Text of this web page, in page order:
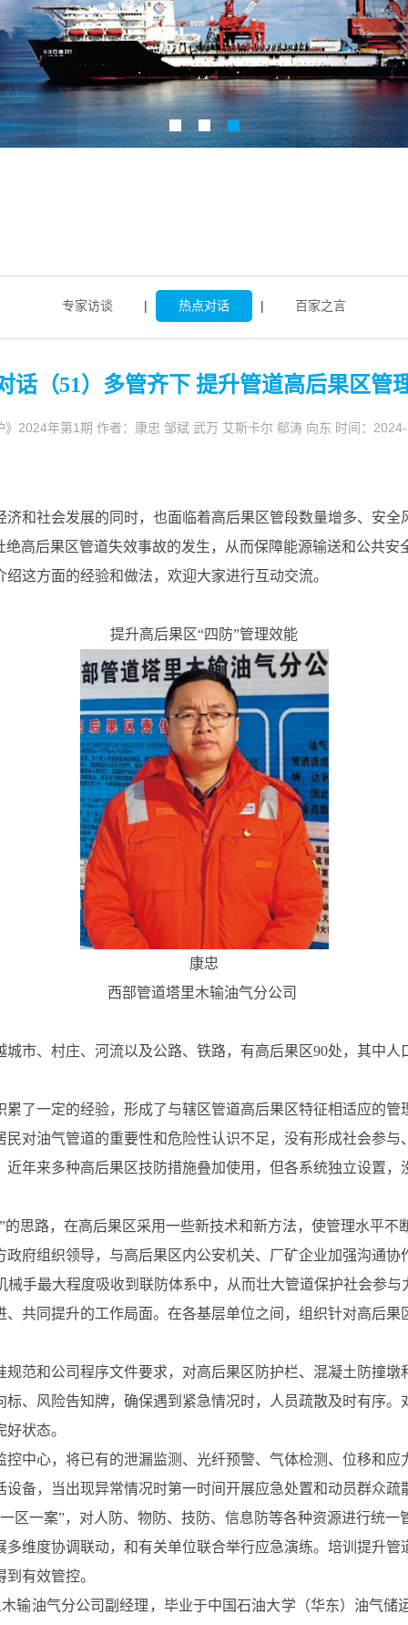
专家访谈 | 热点对话 | 百家之言
话（51）多管齐下 提升管道高后果区管
》2024年第1期 作者：康忠 邹斌 武万 艾斯卡尔 郗涛 向东 时间：
和社会发展的同时，也面临着高后果区管段数量增多、安
高后果区管道失效事故的发生，从而保障能源输送和公共
这方面的经验和做法，欢迎大家进行互动交流。
提升高后果区“四防”管理效能
康忠
西部管道塔里木输油气分公司
市、村庄、河流以及公路、铁路，有高后果区90处，其中
了一定的经验，形成了与辖区管道高后果区特征相适应的
对油气管道的重要性和危险性认识不足，没有形成社会参
年来多种高后果区技防措施叠加使用，但各系统独立设置
思路，在高后果区采用一些新技术和新方法，使管理水平不
府组织领导，与高后果区内公安机关、厂矿企业加强沟通
手最大程度吸收到联防体系中，从而壮大管道保护社会参
共同提升的工作局面。在各基层单位之间，组织针对高后
范和公司程序文件要求，对高后果区防护栏、混凝土防撞
、风险告知牌，确保遇到紧急情况时，人员疏散及时有序
状态。
中心，将已有的泄漏监测、光纤预警、气体检测、位移和
备，当出现异常情况时第一时间开展应急处置和动员群众
区一案”，对人防、物防、技防、信息防等各种资源进行统
维度协调联动，和有关单位联合举行应急演练。培训提升
有效管控。
输油气分公司副经理，毕业于中国石油大学（华东）油气